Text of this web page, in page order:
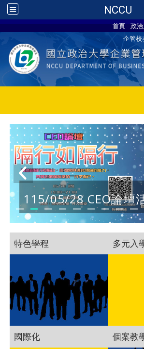
NCCU
首頁 政
企管校
115/05/28 CEO論壇
特色學程 多元入
國際化 個案教